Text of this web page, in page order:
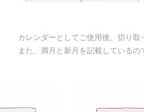
カレンダーとしてご使用後、 切り取
また、 満月と新月を記載しているの